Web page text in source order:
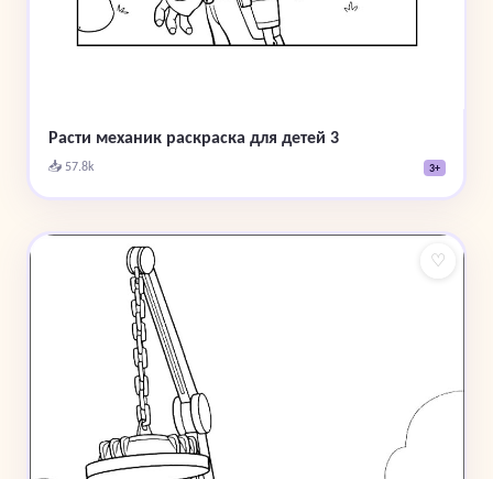
Расти механик раскраска для детей 3
📥 57.8k 3+
♡